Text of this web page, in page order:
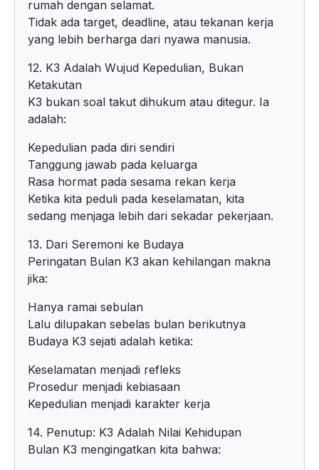
rumah dengan selamat.
Tidak ada target, deadline, atau tekanan kerja
yang lebih berharga dari nyawa manusia.
12. K3 Adalah Wujud Kepedulian, Bukan
Ketakutan
K3 bukan soal takut dihukum atau ditegur. Ia
adalah:
Kepedulian pada diri sendiri
Tanggung jawab pada keluarga
Rasa hormat pada sesama rekan kerja
Ketika kita peduli pada keselamatan, kita
sedang menjaga lebih dari sekadar pekerjaan.
13. Dari Seremoni ke Budaya
Peringatan Bulan K3 akan kehilangan makna
jika:
Hanya ramai sebulan
Lalu dilupakan sebelas bulan berikutnya
Budaya K3 sejati adalah ketika:
Keselamatan menjadi refleks
Prosedur menjadi kebiasaan
Kepedulian menjadi karakter kerja
14. Penutup: K3 Adalah Nilai Kehidupan
Bulan K3 mengingatkan kita bahwa: